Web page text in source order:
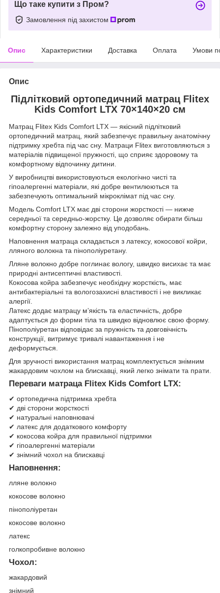
Що таке купити з Пром?
Замовлення під захистом
Опис Характеристики Доставка Оплата Умови
Опис
Підлітковий ортопедичний матрац Flitex
Kids Comfort LTX 70×140×20 см
Матрац Flitex Kids Comfort LTX — якісний підлітковий
ортопедичний матрац, який забезпечує правильну анатомічну
підтримку хребта під час сну. Матраци Flitex виготовляються з
матеріалів підвищеної пружності, що сприяє здоровому та
комфортному відпочинку дитини.
У виробництві використовуються екологічно чисті та
гіпоалергенні матеріали, які добре вентилюються та
забезпечують оптимальний мікроклімат під час сну.
Модель Comfort LTX має дві сторони жорсткості — нижче
середньої та середньо-жорстку. Це дозволяє обирати більш
комфортну сторону залежно від уподобань.
Наповнення матраца складається з латексу, кокосової койри,
лляного волокна та пінополіуретану.
Лляне волокно добре поглинає вологу, швидко висихає та має
природні антисептичні властивості.
Кокосова койра забезпечує необхідну жорсткість, має
антибактеріальні та вологозахисні властивості і не викликає
алергії.
Латекс додає матрацу м’якість та еластичність, добре
адаптується до форми тіла та швидко відновлює свою форму.
Пінополіуретан відповідає за пружність та довговічність
конструкції, витримує тривалі навантаження і не
деформується.
Для зручності використання матрац комплектується знімним
жакардовим чохлом на блискавці, який легко знімати та прати.
Переваги матраца Flitex Kids Comfort LTX:
✔ ортопедична підтримка хребта
✔ дві сторони жорсткості
✔ натуральні наповнювачі
✔ латекс для додаткового комфорту
✔ кокосова койра для правильної підтримки
✔ гіпоалергенні матеріали
✔ знімний чохол на блискавці
Наповнення:
лляне волокно
кокосове волокно
пінополіуретан
кокосове волокно
латекс
голкопробивне волокно
Чохол:
жакардовий
знімний